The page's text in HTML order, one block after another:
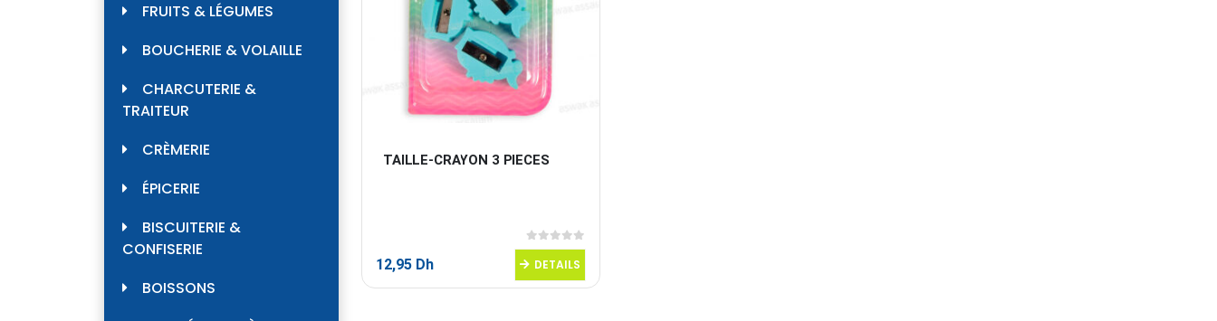
TAILLE-CRAYON 3 PIECES
0sur 5
12,95 Dh DETAILS
FRUITS & LÉGUMES
BOUCHERIE & VOLAILLE
CHARCUTERIE &
TRAITEUR
CRÈMERIE
ÉPICERIE
BISCUITERIE &
CONFISERIE
BOISSONS